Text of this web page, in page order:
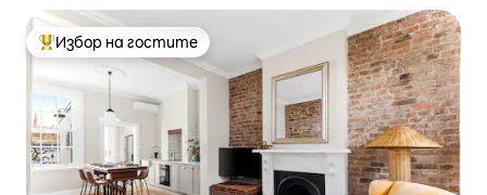
Най-популярен избор на гостите
Избор на гостите